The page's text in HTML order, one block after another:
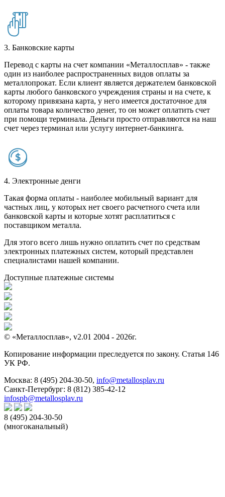
3. Банковские карты
Перевод с карты на счет компании «Металлосплав» - также
один из наиболее распространенных видов оплаты за
металлопрокат. Если клиент является держателем банковской
карты любого банковского учреждения страны и на счете, к
которому привязана карта, у него имеется достаточное для
оплаты товара количество денег, то он может оплатить счет
при помощи терминала. Деньги просто отправляются на наш
счет через терминал или услугу интернет-банкинга.
4. Электронные денги
Такая форма оплаты - наиболее мобильный вариант для
частных лиц, у которых нет своего расчетного счета или
банковской карты и которые хотят расплатиться с
поставщиком металла.
Для этого всего лишь нужно оплатить счет по средствам
электронных платежных систем, который представлен
специалистами нашей компании.
Доступные платежные системы
© «Металлосплав», v2.01 2004 - 2026г.
Копирование информации преследуется по закону. Статья 146
УК РФ.
Москва: 8 (495) 204-30-50, info@metallosplav.ru
Санкт-Петербург: 8 (812) 385-42-12
infospb@metallosplav.ru
8 (495) 204-30-50
(многоканальный)